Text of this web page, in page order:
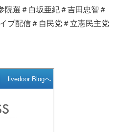
院選＃白坂亜紀＃吉田忠智＃
ブ配信＃自民党＃立憲民主党